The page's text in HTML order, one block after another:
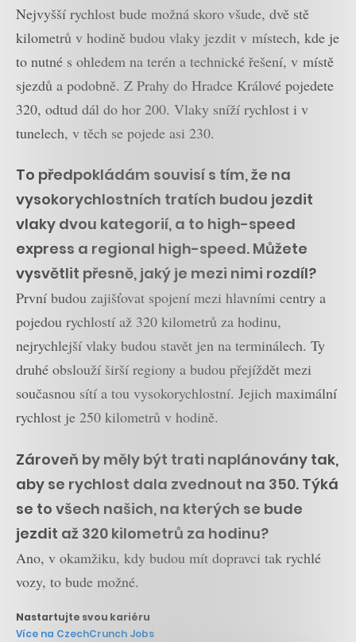
Nejvyšší rychlost bude možná skoro všude, dvě stě
kilometrů v hodině budou vlaky jezdit v místech, kde je
to nutné s ohledem na terén a technické řešení, v místě
sjezdů a podobně. Z Prahy do Hradce Králové pojedete
320, odtud dál do hor 200. Vlaky sníží rychlost i v
tunelech, v těch se pojede asi 230.
To předpokládám souvisí s tím, že na
vysokorychlostních tratích budou jezdit
vlaky dvou kategorií, a to high-speed
express a regional high-speed. Můžete
vysvětlit přesně, jaký je mezi nimi rozdíl?
První budou zajišťovat spojení mezi hlavními centry a
pojedou rychlostí až 320 kilometrů za hodinu,
nejrychlejší vlaky budou stavět jen na terminálech. Ty
druhé obslouží širší regiony a budou přejíždět mezi
současnou sítí a tou vysokorychlostní. Jejich maximální
rychlost je 250 kilometrů v hodině.
Zároveň by měly být trati naplánovány tak,
aby se rychlost dala zvednout na 350. Týká
se to všech našich, na kterých se bude
jezdit až 320 kilometrů za hodinu?
Ano, v okamžiku, kdy budou mít dopravci tak rychlé
vozy, to bude možné.
Nastartujte svou kariéru
Více na CzechCrunch Jobs